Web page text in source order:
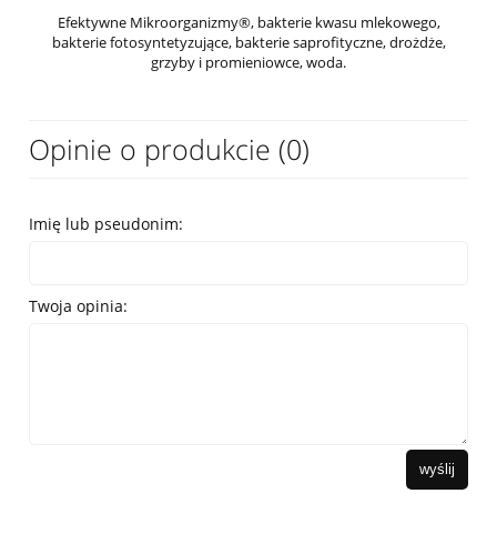
Efektywne Mikroorganizmy®, bakterie kwasu mlekowego,
bakterie fotosyntetyzujące, bakterie saprofityczne, drożdże,
grzyby i promieniowce, woda.
Opinie o produkcie (0)
Imię lub pseudonim:
Twoja opinia:
wyślij